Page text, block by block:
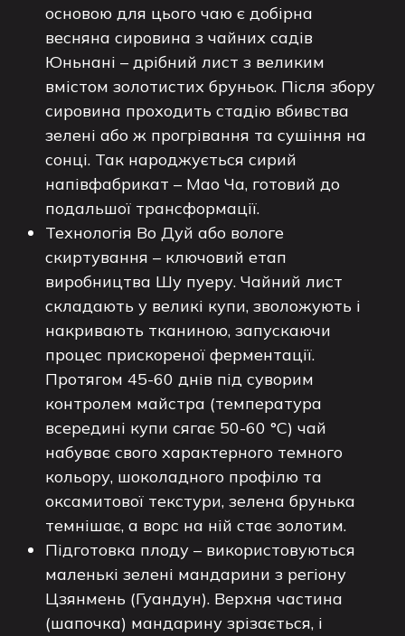
основою для цього чаю є добірна
весняна сировина з чайних садів
Юньнані – дрібний лист з великим
вмістом золотистих бруньок. Після збору
сировина проходить стадію вбивства
зелені або ж прогрівання та сушіння на
сонці. Так народжується сирий
напівфабрикат – Мао Ча, готовий до
подальшої трансформації.
Технологія Во Дуй або вологе
скиртування – ключовий етап
виробництва Шу пуеру. Чайний лист
складають у великі купи, зволожують і
накривають тканиною, запускаючи
процес прискореної ферментації.
Протягом 45-60 днів під суворим
контролем майстра (температура
всередині купи сягає 50-60 °C) чай
набуває свого характерного темного
кольору, шоколадного профілю та
оксамитової текстури, зелена брунька
темнішає, а ворс на ній стає золотим.
Підготовка плоду – використовуються
маленькі зелені мандарини з регіону
Цзянмень (Гуандун). Верхня частина
(шапочка) мандарину зрізається, і